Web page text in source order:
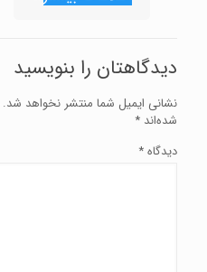
دیدگاهتان را بنویسید
نشانی ایمیل شما منتشر نخواهد شد.
شده‌اند *
دیدگاه*